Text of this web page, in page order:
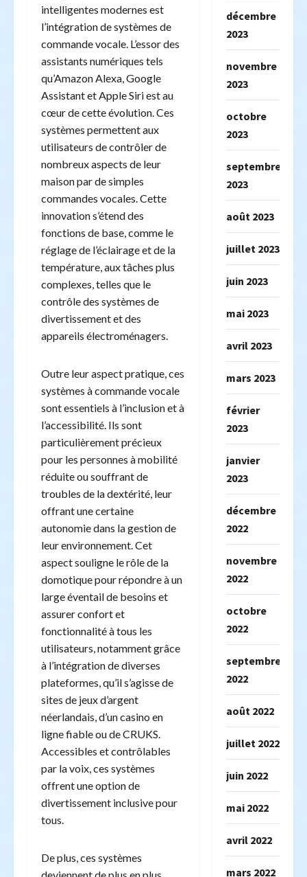
intelligentes modernes est
l’intégration de systèmes de
commande vocale. L’essor des
assistants numériques tels
qu’Amazon Alexa, Google
Assistant et Apple Siri est au
cœur de cette évolution. Ces
systèmes permettent aux
utilisateurs de contrôler de
nombreux aspects de leur
maison par de simples
commandes vocales. Cette
innovation s’étend des
fonctions de base, comme le
réglage de l’éclairage et de la
température, aux tâches plus
complexes, telles que le
contrôle des systèmes de
divertissement et des
appareils électroménagers.
Outre leur aspect pratique, ces
systèmes à commande vocale
sont essentiels à l’inclusion et à
l’accessibilité. Ils sont
particulièrement précieux
pour les personnes à mobilité
réduite ou souffrant de
troubles de la dextérité, leur
offrant une certaine
autonomie dans la gestion de
leur environnement. Cet
aspect souligne le rôle de la
domotique pour répondre à un
large éventail de besoins et
assurer confort et
fonctionnalité à tous les
utilisateurs, notamment grâce
à l’intégration de diverses
plateformes, qu’il s’agisse de
sites de jeux d’argent
néerlandais, d’un casino en
ligne fiable ou de CRUKS.
Accessibles et contrôlables
par la voix, ces systèmes
offrent une option de
divertissement inclusive pour
tous.
De plus, ces systèmes
décembre
2023
novembre
2023
octobre
2023
septembre
2023
août 2023
juillet 2023
juin 2023
mai 2023
avril 2023
mars 2023
février
2023
janvier
2023
décembre
2022
novembre
2022
octobre
2022
septembre
2022
août 2022
juillet 2022
juin 2022
mai 2022
avril 2022
mars 2022